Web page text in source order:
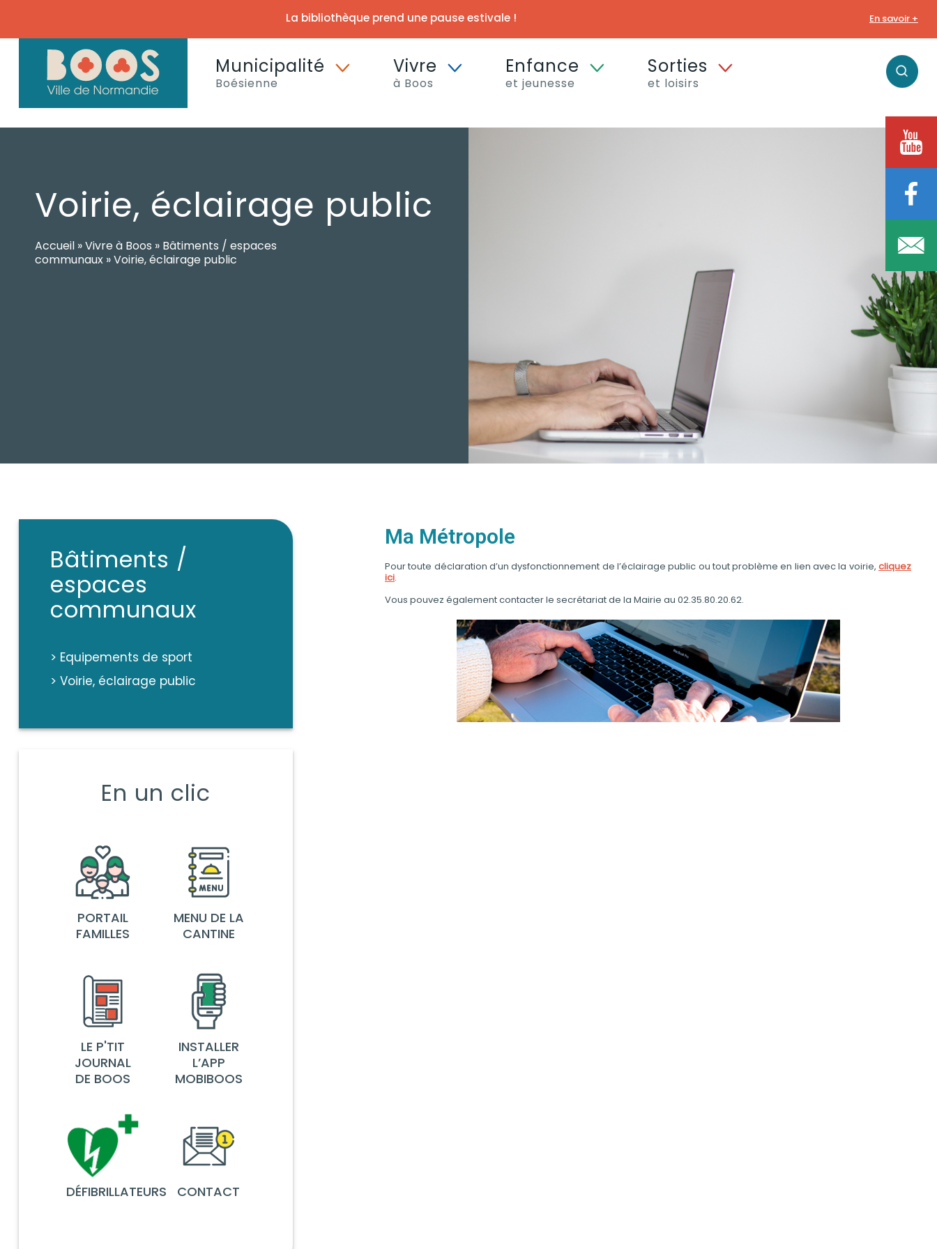
La bibliothèque prend une pause estivale ! En savoir +
Municipalité
Boésienne
Vivre
à Boos
Enfance
et jeunesse
Sorties
et loisirs
Voirie, éclairage public
Accueil »Vivre à Boos » Bâtiments / espaces
communaux »Voirie, éclairage public
Bâtiments /
espaces
communaux
> Equipements de sport
> Voirie, éclairage public
En un clic
PORTAIL
FAMILLES
MENU DE LA
CANTINE
LE P'TIT
JOURNAL
DE BOOS
INSTALLER
L’APP
MOBIBOOS
DÉFIBRILLATEURS CONTACT
Ma Métropole
Pour toute déclaration d’un dysfonctionnement de l’éclairage public ou tout problème en lien avec la voirie, cliquez
ici.
Vous pouvez également contacter le secrétariat de la Mairie au 02.35.80.20.62.